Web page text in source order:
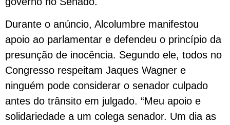
Durante o anúncio, Alcolumbre manifestou
apoio ao parlamentar e defendeu o princípio da
presunção de inocência. Segundo ele, todos no
Congresso respeitam Jaques Wagner e
ninguém pode considerar o senador culpado
antes do trânsito em julgado. “Meu apoio e
solidariedade a um colega senador. Um dia as